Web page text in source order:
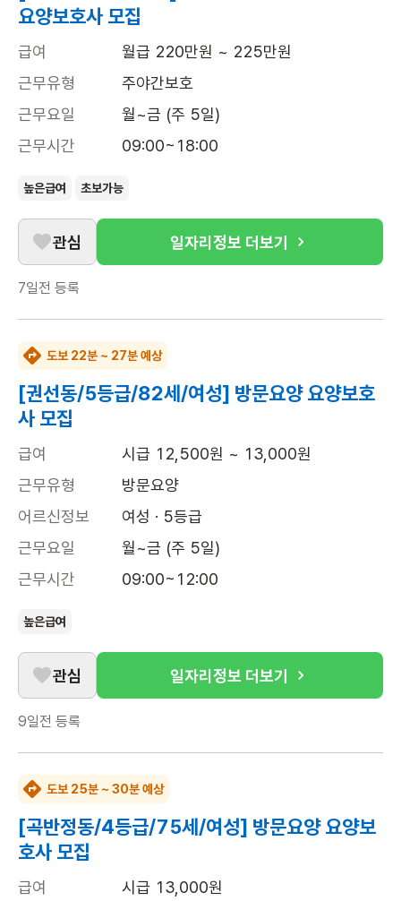
요양보호사 모집
급여
월급 220만원 ~ 225만원
근무유형
주야간보호
근무요일
월~금 (주 5일)
근무시간
09:00~18:00
높은급여 초보가능
관심 일자리정보 더보기
7일전 등록
도보 22분 ~ 27분 예상
[권선동/5등급/82세/여성] 방문요양 요양보호
사 모집
급여
시급 12,500원 ~ 13,000원
근무유형
방문요양
어르신정보
여성 · 5등급
근무요일
월~금 (주 5일)
근무시간
09:00~12:00
높은급여
관심 일자리정보 더보기
9일전 등록
도보 25분 ~ 30분 예상
[곡반정동/4등급/75세/여성] 방문요양 요양보
호사 모집
급여
시급 13,000원